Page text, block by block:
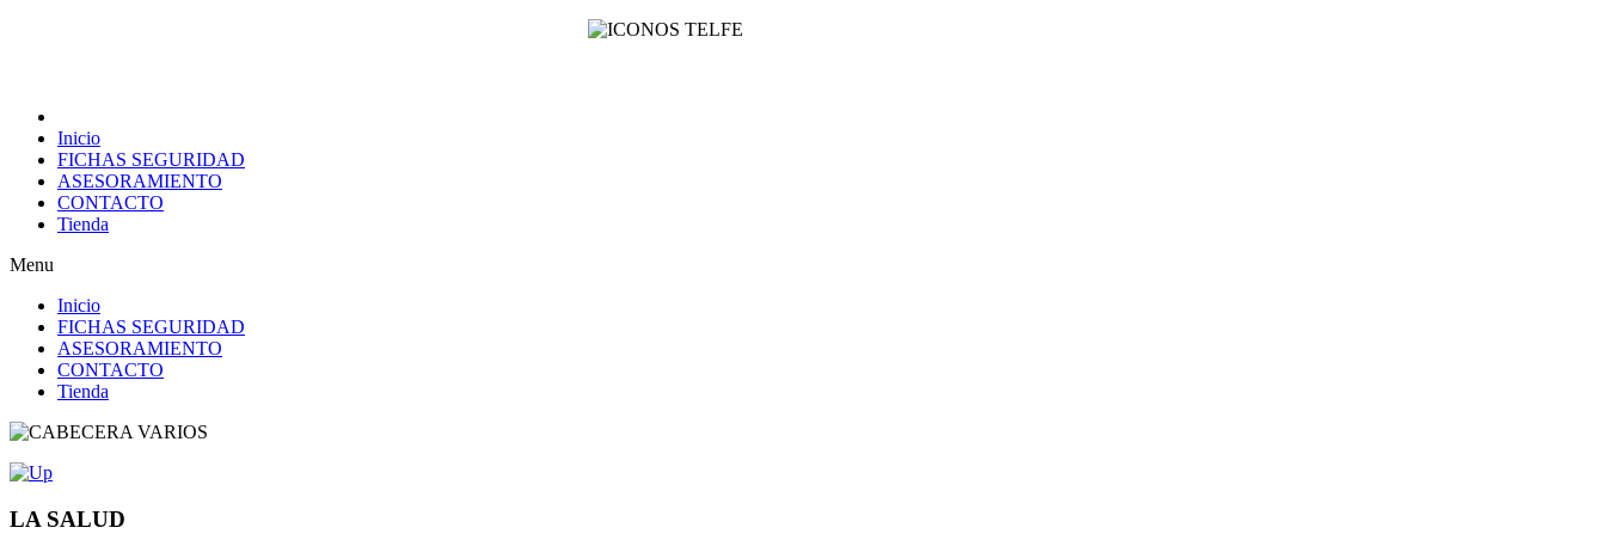
Inicio
FICHAS SEGURIDAD
ASESORAMIENTO
CONTACTO
Tienda
Menu
Inicio
FICHAS SEGURIDAD
ASESORAMIENTO
CONTACTO
Tienda
LA SALUD